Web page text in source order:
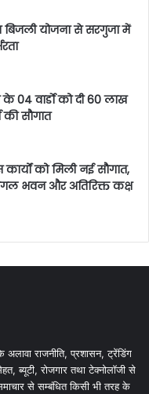
बिजली योजना से सरगुजा में
के 04 वार्डाे को दी 60 लाख
की सौगात
को मिली नई सौगात,
भवन और अतिरिक्त कक्ष
राजनीति, प्रशासन, ट्रेंडिंग
ब्यूटी, रोजगार तथा टेक्नोलॉजी से
से सम्बंधित किसी भी तरह के